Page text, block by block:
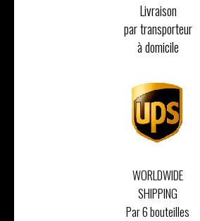
Livraison
par transporteur
à domicile
WORLDWIDE
SHIPPING
Par 6 bouteilles